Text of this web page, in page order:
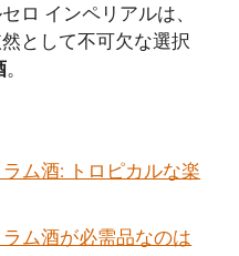
ロ インペリアルは、
として不可欠な選択
。
ム酒: トロピカルな楽
ム酒が必需品なのは